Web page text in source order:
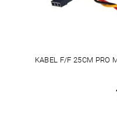
KABEL F/F 25CM PRO